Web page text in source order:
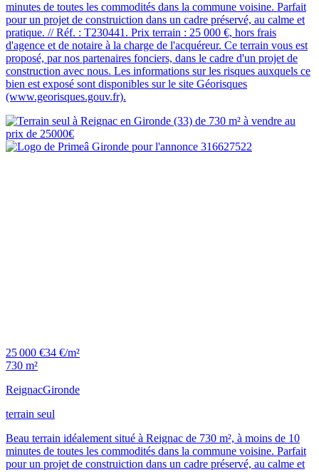
minutes de toutes les commodités dans la commune voisine. Parfait
pour un projet de construiction dans un cadre préservé, au calme et
pratique. // Réf. : T230441. Prix terrain : 25 000 €, hors frais
d'agence et de notaire à la charge de l'acquéreur. Ce terrain vous est
proposé, par nos partenaires fonciers, dans le cadre d'un projet de
construction avec nous. Les informations sur les risques auxquels ce
bien est exposé sont disponibles sur le site Géorisques
(www.georisques.gouv.fr).
25 000 €34 €/m²
730 m²
ReignacGironde
terrain seul
Beau terrain idéalement situé à Reignac de 730 m², à moins de 10
minutes de toutes les commodités dans la commune voisine. Parfait
pour un projet de construiction dans un cadre préservé, au calme et